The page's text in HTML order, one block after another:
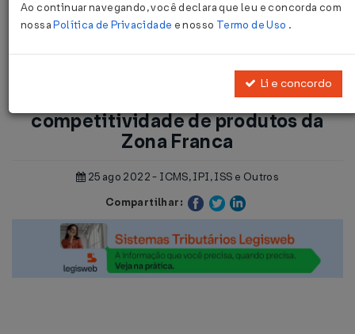
da Zona Franca...
Voltar
Novo Decreto do IPI preserva
competitividade de produtos da
Zona Franca
25 ago 2022 - ICMS, IPI, ISS e Outros
Compartilhar:
Ao continuar navegando, você declara que leu e concorda com
nossaPolítica de Privacidade e nosso Termo de Uso .
Li e concordo